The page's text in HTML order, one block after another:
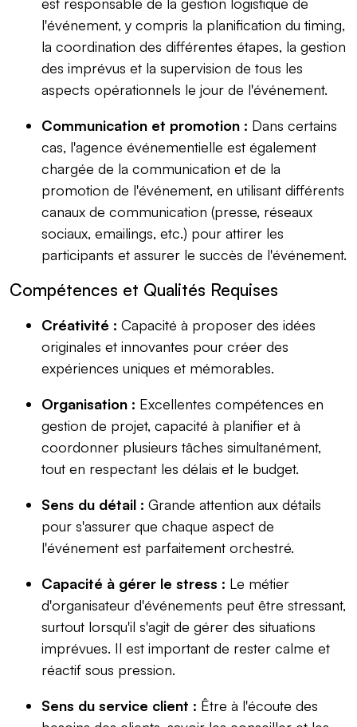
l'événement, y compris la planification du timing,
la coordination des différentes étapes, la gestion
des imprévus et la supervision de tous les
aspects opérationnels le jour de l'événement.
Communication et promotion : Dans certains
cas, l'agence événementielle est également
chargée de la communication et de la
promotion de l'événement, en utilisant différents
canaux de communication (presse, réseaux
sociaux, emailings, etc.) pour attirer les
participants et assurer le succès de l'événement.
Compétences et Qualités Requises
Créativité : Capacité à proposer des idées
originales et innovantes pour créer des
expériences uniques et mémorables.
Organisation : Excellentes compétences en
gestion de projet, capacité à planifier et à
coordonner plusieurs tâches simultanément,
tout en respectant les délais et le budget.
Sens du détail : Grande attention aux détails
pour s'assurer que chaque aspect de
l'événement est parfaitement orchestré.
Capacité à gérer le stress : Le métier
d'organisateur d'événements peut être stressant,
surtout lorsqu'il s'agit de gérer des situations
imprévues. Il est important de rester calme et
réactif sous pression.
Sens du service client : Être à l'écoute des